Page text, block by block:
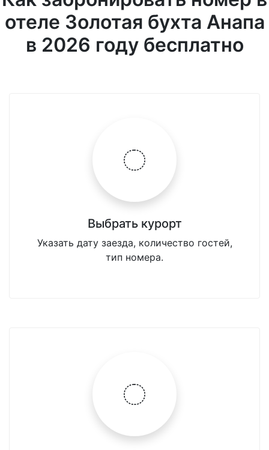
отеле Золотая бухта Анапа
в 2026 году бесплатно
Выбрать курорт
Указать дату заезда, количество гостей,
тип номера.